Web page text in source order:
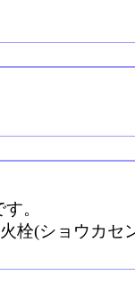
。
栓(ショウカセ